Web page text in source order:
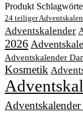
Produkt
24 teiliger
Adventskalender
2026
Adventskalender
Kosmetik